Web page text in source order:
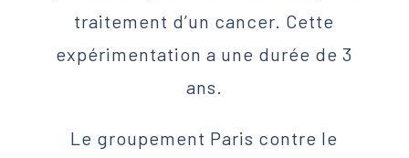
traitement d’un cancer. Cette
expérimentation a une durée de 3
ans.
Le groupement Paris contre le